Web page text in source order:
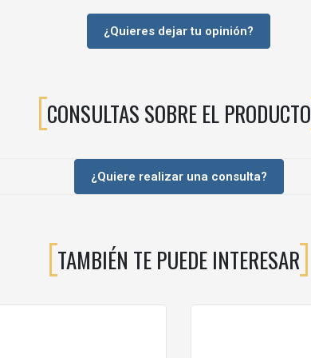
¿Quieres dejar tu opinión?
CONSULTAS SOBRE EL PRODUCTO
¿Quiere realizar una consulta?
TAMBIÉN TE PUEDE INTERESAR